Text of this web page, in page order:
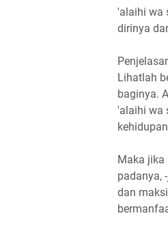
'alaihi wa
dirinya
Lihatlah
baginya.
'alaihi wa
Maka jika
padanya,
dan